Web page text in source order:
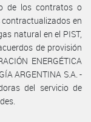
de los contratos o
en
natural en el PIST,
de provisión
ENERGÉTICA
ARGENTINA S.A. -
del servicio de